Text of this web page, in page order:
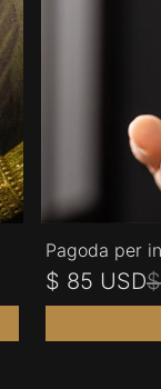
Pagoda per
$ 85 USD